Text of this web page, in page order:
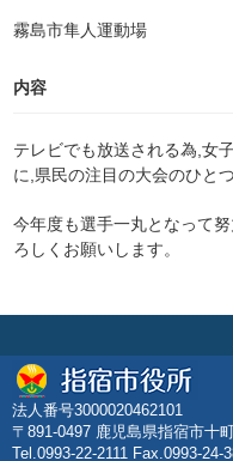
霧島市隼人運動場
内容
テレビでも放送される為,女
に,県民の注目の大会のひと
今年度も選手一丸となって
ろしくお願いします。
法人番号3000020462101
〒891-0497 鹿児島県指宿市十
Tel.0993-22-2111 Fax.0993-24-